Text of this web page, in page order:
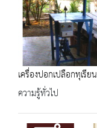
เครื่องปอกเปลือกทุเรียน
ความรู้ทั่วไป